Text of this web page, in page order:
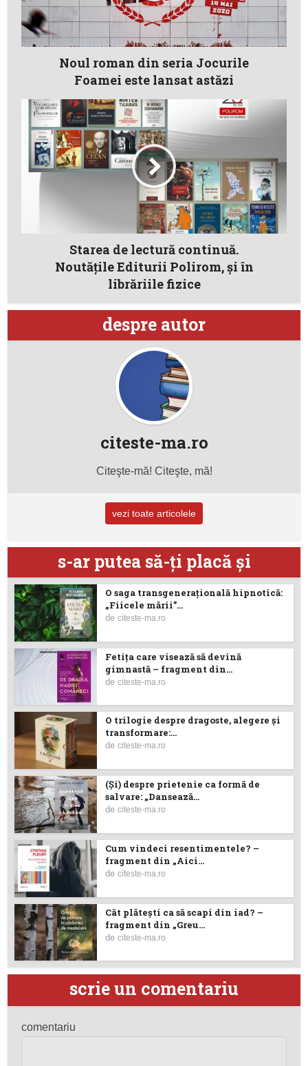
Noul roman din seria Jocurile
Foamei este lansat astăzi
Starea de lectură continuă.
Noutățile Editurii Polirom, și în
librăriile fizice
despre autor
citeste-ma.ro
Citeşte-mă! Citeşte, mă!
vezi toate articolele
s-ar putea să-ţi placă şi
O saga transgenerațională hipnotică:
„Fiicele mării”...
deciteste-ma.ro
Fetiţa care visează să devină
gimnastă – fragment din...
deciteste-ma.ro
O trilogie despre dragoste, alegere și
transformare:...
deciteste-ma.ro
(Şi) despre prietenie ca formă de
salvare: „Dansează...
deciteste-ma.ro
Cum vindeci resentimentele? –
fragment din „Aici...
deciteste-ma.ro
Cât plătești ca să scapi din iad? –
fragment din „Greu...
deciteste-ma.ro
scrie un comentariu
comentariu